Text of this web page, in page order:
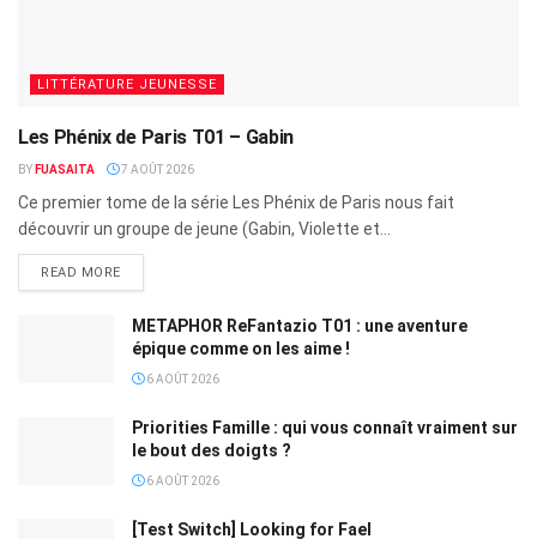
LITTÉRATURE JEUNESSE
Les Phénix de Paris T01 – Gabin
BY FUASAITA 7 AOÛT 2026
Ce premier tome de la série Les Phénix de Paris nous fait
découvrir un groupe de jeune (Gabin, Violette et...
READ MORE
METAPHOR ReFantazio T01 : une aventure
épique comme on les aime !
6 AOÛT 2026
Priorities Famille : qui vous connaît vraiment sur
le bout des doigts ?
6 AOÛT 2026
[Test Switch] Looking for Fael